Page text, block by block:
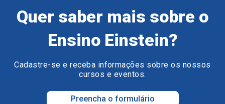
Quer saber mais sobre o
Ensino Einstein?
Cadastre-se e receba informações sobre os nossos
cursos e eventos.
Preencha o formulário